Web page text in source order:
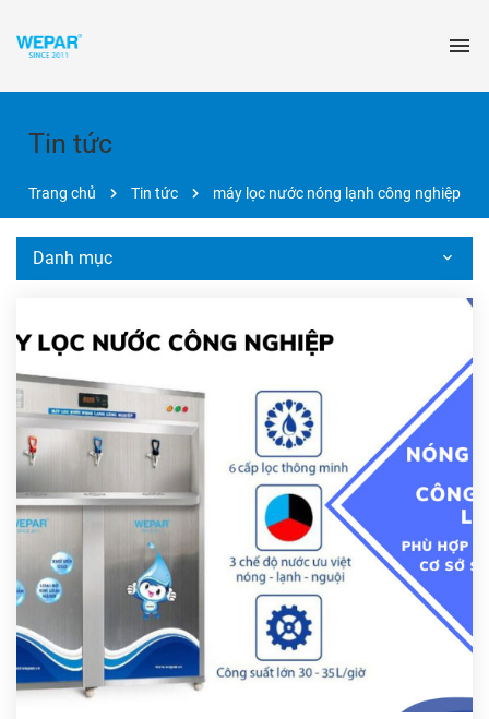
Tin tức
Trang chủ Tin tức máy lọc nước nóng lạnh công nghiệp
Danh mục